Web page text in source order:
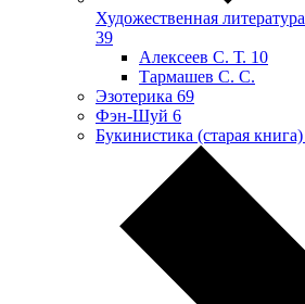
Художественная литература
39
Алексеев С. Т. 10
Тармашев С. С.
Эзотерика 69
Фэн-Шуй 6
Букинистика (старая книга)